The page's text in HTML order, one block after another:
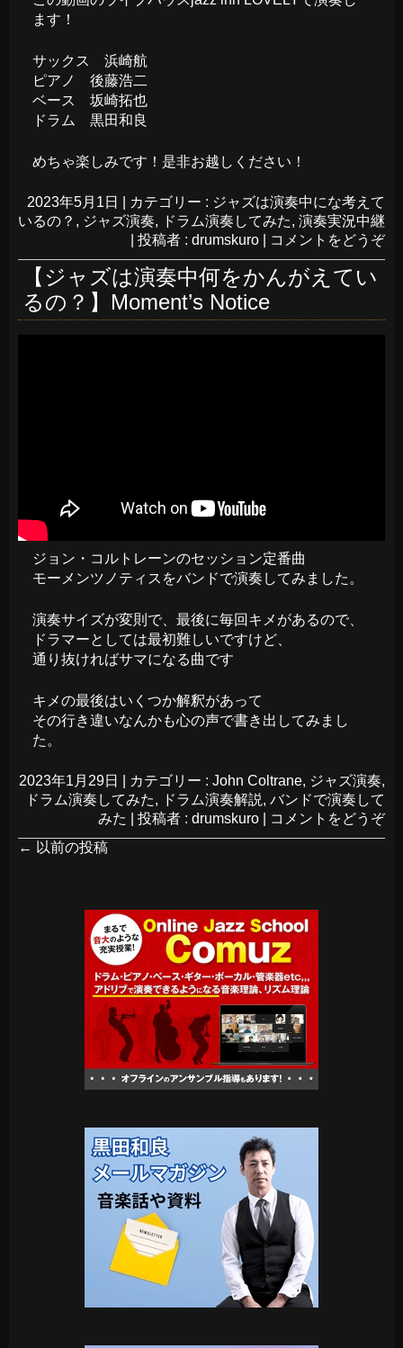
ます！
サックス 浜崎航
ピアノ 後藤浩二
ベース 坂崎拓也
ドラム 黒田和良
めちゃ楽しみです！是非お越しください！
2023年5月1日 カテゴリー : ジャズは演奏中にな考えて
いるの？ , ジャズ演奏, ドラム演奏してみた, 演奏実況中継
投稿者 : drumskuro コメントをどうぞ
【ジャズは演奏中何をかんがえてい
るの？】Moment’s Notice
ジョン・コルトレーンのセッション定番曲
モーメンツノティスをバンドで演奏してみました。
演奏サイズが変則で、最後に毎回キメがあるので、
ドラマーとしては最初難しいですけど、
通り抜ければサマになる曲です
キメの最後はいくつか解釈があって
その行き違いなんかも心の声で書き出してみまし
た。
2023年1月29日 カテゴリー : John Coltrane, ジャズ演奏,
ドラム演奏してみた, ドラム演奏解説, バンドで演奏して
みた
投稿者 : drumskuro
コメントをどうぞ
← 以前の投稿